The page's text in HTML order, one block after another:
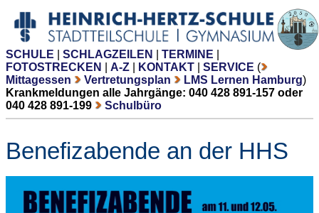
SCHULE SCHLAGZEILEN TERMINE
FOTOSTRECKEN
A-Z KONTAKT SERVICE (
Mittagessen
Vertretungsplan LMS Lernen Hamburg)
Krankmeldungen alle Jahrgänge: 040 428 891-157 oder
040 428 891-199
Schulbüro
Benefizabende an der HHS